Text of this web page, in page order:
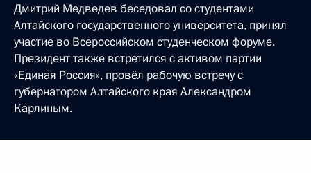
Дмитрий Медведев беседовал со студентами
Алтайского государственного университета, принял
участие во Всероссийском студенческом форуме.
Президент также встретился с активом партии
«Единая Россия», провёл рабочую встречу с
губернатором Алтайского края Александром
Карлиным.